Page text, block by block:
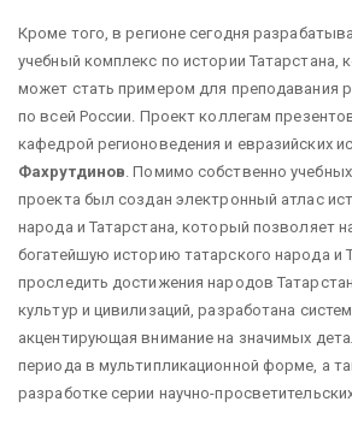
Кроме того, в регионе сегодня
учебный комплекс по истории Татарстана,
может стать примером для преподавания
по всей России. Проект коллегам
кафедрой регионоведения и евразийских
Фахрутдинов . Помимо собственно
проекта был создан электронный атлас
народа и Татарстана, который позволяет
богатейшую историю татарского народа и
проследить достижения народов
культур и цивилизаций, разработана
акцентирующая внимание на значимых
периода в мультипликационной форме, а
разработке серии научно-просветительских